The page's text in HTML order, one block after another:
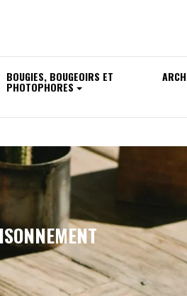
BOUGIES, BOUGEOIRS ET
PHOTOPHORES